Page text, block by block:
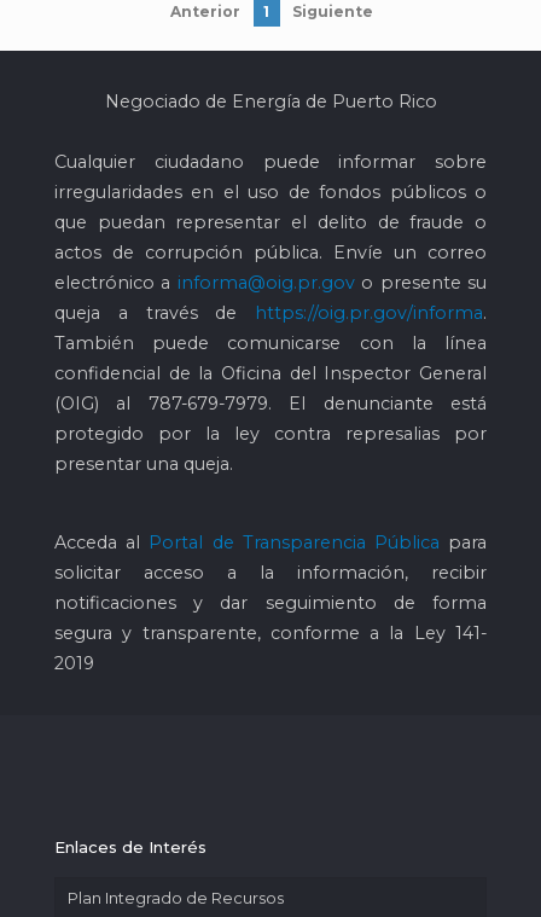
Anterior 1 Siguiente
Negociado de Energía de Puerto Rico
Cualquier ciudadano puede informar sobre
irregularidades en el uso de fondos públicos o
que puedan representar el delito de fraude o
actos de corrupción pública. Envíe un correo
electrónico a informa@oig.pr.govo presente su
queja a través de
https://oig.pr.gov/informa.
También puede comunicarse con la línea
confidencial de la Oficina del Inspector General
(OIG) al 787-679-7979. El denunciante está
protegido por la ley contra represalias por
presentar una queja.
Acceda al Portal de Transparencia Pública para
solicitar acceso a la información, recibir
notificaciones y dar seguimiento de forma
segura y transparente, conforme a la Ley 141-
2019
Enlaces de Interés
Plan Integrado de Recursos